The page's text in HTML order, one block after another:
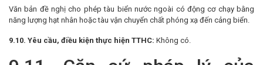
Văn bản đề nghị cho phép tàu biển nước ngoài có động cơ chạy bằng
năng lượng hạt nhân hoặc tàu vận chuyển chất phóng xạ đến cảng biển.
9.10. Yêu cầu, điều kiện thực hiện TTHC: Không có.